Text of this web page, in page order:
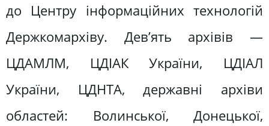
до Центру інформаційних технологій
Держкомархіву. Дев’ять архівів —
ЦДАМЛМ, ЦДІАК України, ЦДІАЛ
України, ЦДНТА, державні архіви
областей: Волинської, Донецької,